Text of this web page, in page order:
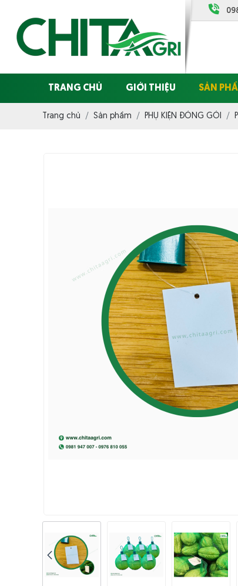
TRANG CHỦ GIỚI THIỆU SẢN
Trang chủ Sản phẩm PHỤ KIỆN ĐÓNG GÓI